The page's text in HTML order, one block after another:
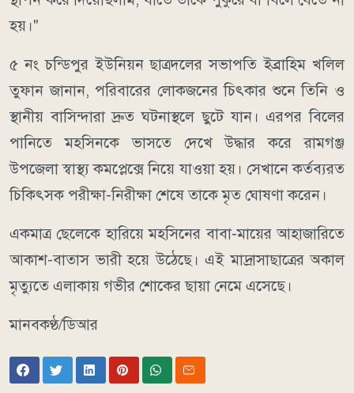
হয়।"
৫ নং চন্ডিপুর ইউনিয়ন ছাত্রদলের সভাপতি ইব্রাহিম খলিল
তুফান জানান, পরিবারের লোকজনের চিৎকার শুনে তিনি ও
স্থানীয় বাসিন্দারা দ্রুত ঘটনাস্থলে ছুটে যান। এরপর বিলের
পানিতে মহসিনকে ভাসতে দেখে উদ্ধার করে রামগঞ্জ
উপজেলা স্বাস্থ্য কমপ্লেক্সে নিয়ে যাওয়া হয়। সেখানে কর্তব্যরত
চিকিৎসক পরীক্ষা-নিরীক্ষা শেষে তাকে মৃত ঘোষণা করেন।
একমাত্র ছেলেকে হারিয়ে মহসিনের বাবা-মায়ের আহাজারিতে
আকাশ-বাতাস ভারী হয়ে উঠেছে। এই মাদ্রাসাছাত্রের অকাল
মৃত্যুতে এলাকায় গভীর শোকের ছায়া নেমে এসেছে।
মানবকণ্ঠ/ডিআর